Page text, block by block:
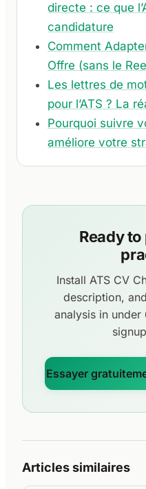
directe : ce que
candidature
Comment
Offre (sans le
Les lettres de
pour l’ATS ? La
Pourquoi suivre
améliore votre
Ready
Install ATS CV
description,
analysis in under
Essayer
Articles similaires